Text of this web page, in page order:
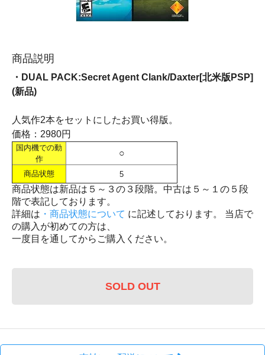
商品説明
・DUAL PACK:Secret Agent Clank/Daxter[北米版PSP]
(新品)
人気作2本をセットにしたお買い得版。
価格：2980円
国内機での動
作
○
商品状態 5
商品状態は新品は５～３の３段階。中古は５～１の５段
階で表記しております。
詳細は ・商品状態について に記述しております。 当店で
の購入が初めての方は、
一度目を通してからご購入ください。
SOLD OUT